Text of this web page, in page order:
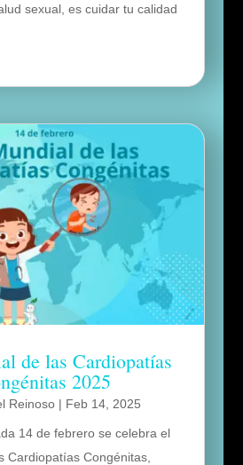
sexual, es cuidar tu calidad
de las Cardiopatías
2025
Reinoso| Feb 14, 2025
14 de febrero se celebra el
Cardiopatías Congénitas,